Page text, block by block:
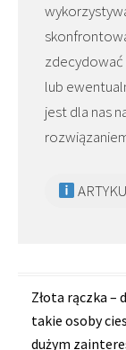
lub
jest dla nas
Zobacz
wpisy
Złota rączka –
takie osoby
dużym